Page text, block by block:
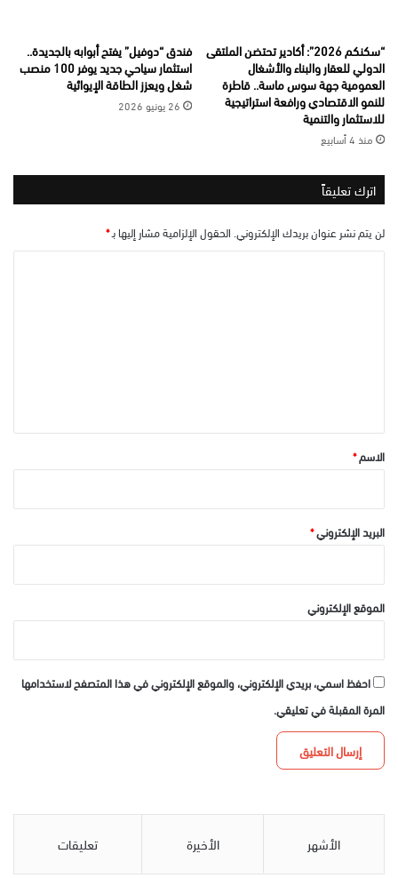
“سكنكم 2026”: أكادير تحتضن الملتقى
الدولي للعقار والبناء والأشغال
العمومية جهة سوس ماسة.. قاطرة
للنمو الاقتصادي ورافعة استراتيجية
للاستثمار والتنمية
منذ 4 أسابيع
فندق “دوفيل” يفتح أبوابه بالجديدة..
استثمار سياحي جديد يوفر 100 منصب
شغل ويعزز الطاقة الإيوائية
26 يونيو 2026
اترك تعليقاً
لن يتم نشر عنوان بريدك الإلكتروني. الحقول الإلزامية مشار إليها بـ*
*الاسم*
البريد الإلكتروني*
الموقع الإلكتروني
احفظ اسمي، بريدي الإلكتروني، والموقع الإلكتروني في هذا المتصفح لاستخدامها
المرة المقبلة في تعليقي.
الأشهر الأخيرة تعليقات